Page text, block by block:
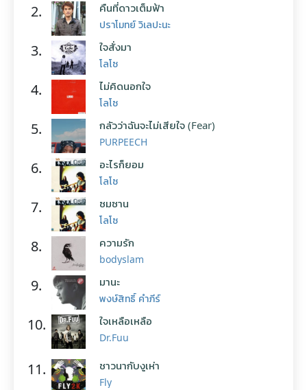
2. คืนที่ดาวเต็มฟ้า
ปราโมทย์ วิเลปะนะ
3. ใจสั่งมา
โลโซ
4. ไม่คิดนอกใจ
โลโซ
5. กลัวว่าฉันจะไม่เสียใจ (Fear)
PURPEECH
6. อะไรก็ยอม
โลโซ
7. ซมซาน
โลโซ
8. ความรัก
bodyslam
9. มานะ
พงษ์สิทธิ์ คำภีร์
10. ใจเหลือเหลือ
Dr.Fuu
11. ชาวนากับงูเห่า
Fly